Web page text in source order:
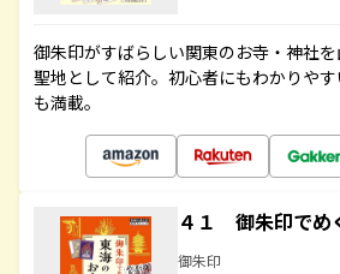
御朱印がすばらしい関東のお寺・神社
聖地として紹介。初心者にもわかりや
も満載。
４１ 御朱印でめ
御朱印